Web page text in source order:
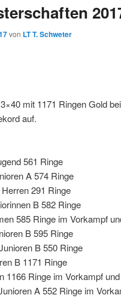
von LT T. Schweter
mit 1171 Ringen Gold
auf.
561 Ringe
A 574 Ringe
291 Ringe
B 582 Ringe
585 Ringe im Vorkampf
B 595 Ringe
B 550 Ringe
B 1171 Ringe
1166 Ringe im Vorkampf
A 552 Ringe im